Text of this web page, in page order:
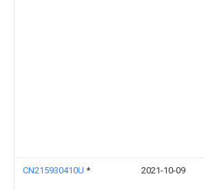
CN215930410U * 2021-10-09